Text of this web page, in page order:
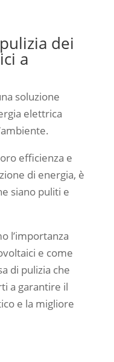
dei
a
soluzione
elettrica
efficienza e
di energia, è
siano puliti e
l’importanza
e come
di pulizia che
a garantire il
e la migliore